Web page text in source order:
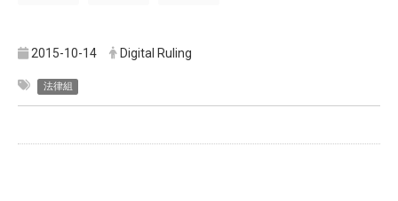
2015-10-14 Digital Ruling
法律組